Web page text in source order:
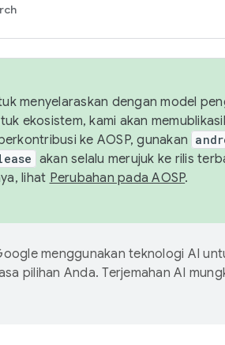
menyelaraskan dengan model
ekosistem, kami akan
ke AOSP, gunakan
akan selalu merujuk ke rilis
lihat Perubahan pada AOSP.
menggunakan teknologi AI
pilihan Anda. Terjemahan AI